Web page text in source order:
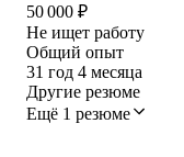
50 000 ₽
Не ищет работу
Общий опыт
31 год 4 месяца
Другие резюме
Ещё 1 резюме